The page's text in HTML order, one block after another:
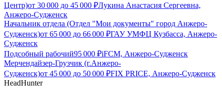
Центр)от 30 000 до 45 000 ₽Лукина Анастасия Сергеевна,
Анжеро-Судженск
Начальник отдела (Отдел "Мои документы" город Анжеро-
Судженск)от 65 000 до 66 000 ₽ГАУ УМФЦ Кузбасса, Анжеро-
Судженск
Подсобный рабочий95 000 ₽iFCM, Анжеро-Судженск
Мерчендайзер-Грузчик (г.Анжеро-
Судженск)от 45 000 до 50 000 ₽FIX PRICE, Анжеро-Судженск
HeadHunter